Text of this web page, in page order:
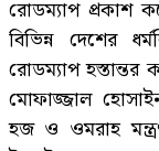
রোডম্যাপ প্রকাশ
বিভিন্ন দেশের
রোডম্যাপ হস্তান্তর
মোফাজ্জাল
হজ ও ওমরাহ